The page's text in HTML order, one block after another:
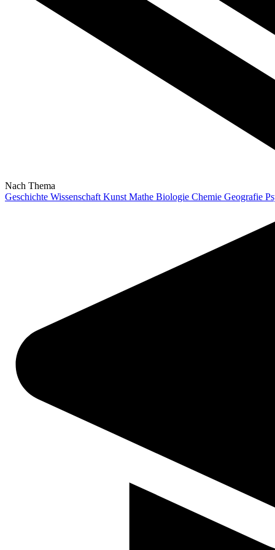
Nach Thema
Geschichte Wissenschaft Kunst Mathe Biologie Chemie Geografie